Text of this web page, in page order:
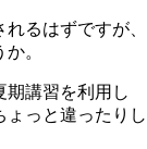
るはずですが、
。
期講習を利用し
っと違ったりし